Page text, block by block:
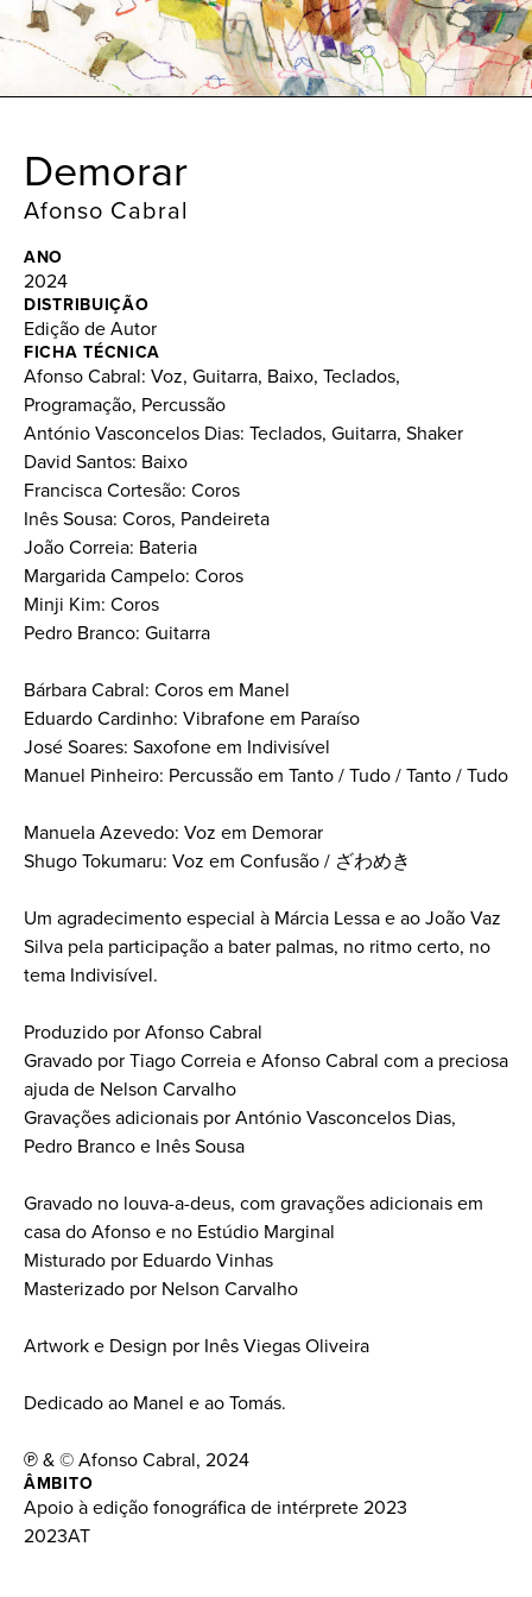
Demorar
Afonso Cabral
ANO
2024
DISTRIBUIÇÃO
Edição de Autor
FICHA TÉCNICA
Afonso Cabral: Voz, Guitarra, Baixo, Teclados,
Programação, Percussão
António Vasconcelos Dias: Teclados, Guitarra, Shaker
David Santos: Baixo
Francisca Cortesão: Coros
Inês Sousa: Coros, Pandeireta
João Correia: Bateria
Margarida Campelo: Coros
Minji Kim: Coros
Pedro Branco: Guitarra
Bárbara Cabral: Coros em Manel
Eduardo Cardinho: Vibrafone em Paraíso
José Soares: Saxofone em Indivisível
Manuel Pinheiro: Percussão em Tanto / Tudo / Tanto / Tudo
Manuela Azevedo: Voz em Demorar
Shugo Tokumaru: Voz em Confusão / ざわめき
Um agradecimento especial à Márcia Lessa e ao João Vaz
Silva pela participação a bater palmas, no ritmo certo, no
tema Indivisível.
Produzido por Afonso Cabral
Gravado por Tiago Correia e Afonso Cabral com a preciosa
ajuda de Nelson Carvalho
Gravações adicionais por António Vasconcelos Dias,
Pedro Branco e Inês Sousa
Gravado no louva-a-deus, com gravações adicionais em
casa do Afonso e no Estúdio Marginal
Misturado por Eduardo Vinhas
Masterizado por Nelson Carvalho
Artwork e Design por Inês Viegas Oliveira
Dedicado ao Manel e ao Tomás.
℗ & © Afonso Cabral, 2024
ÂMBITO
Apoio à edição fonográfica de intérprete 2023
2023AT